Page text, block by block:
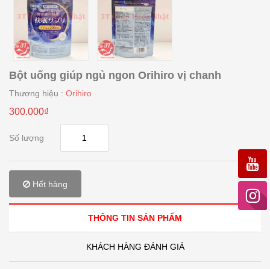
Bột uống giúp ngủ ngon Orihiro vị chanh
Thương hiệu : Orihiro
300.000₫
Số lượng
Hết hàng
THÔNG TIN SẢN PHẨM
KHÁCH HÀNG ĐÁNH GIÁ